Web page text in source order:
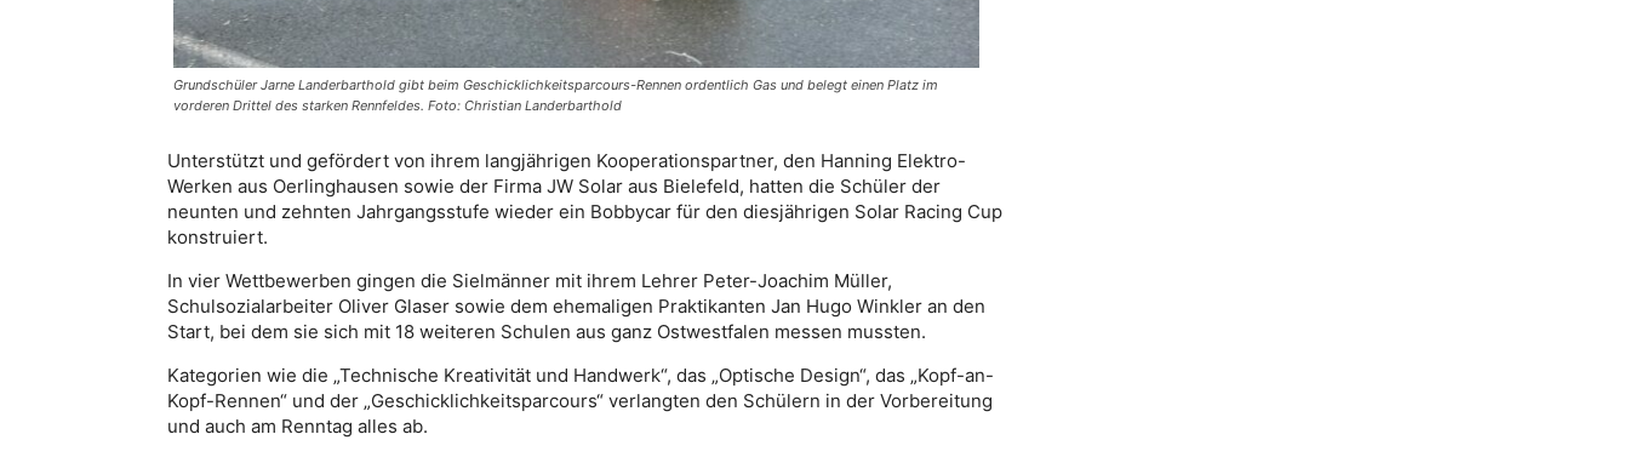
Grundschüler Jarne Landerbarthold gibt beim Geschicklichkeitsparcours-Rennen ordentlich Gas und belegt einen Platz im
vorderen Drittel des starken Rennfeldes. Foto: Christian Landerbarthold
Unterstützt und gefördert von ihrem langjährigen Kooperationspartner, den Hanning Elektro-
Werken aus Oerlinghausen sowie der Firma JW Solar aus Bielefeld, hatten die Schüler der
neunten und zehnten Jahrgangsstufe wieder ein Bobbycar für den diesjährigen Solar Racing Cup
konstruiert.
In vier Wettbewerben gingen die Sielmänner mit ihrem Lehrer Peter-Joachim Müller,
Schulsozialarbeiter Oliver Glaser sowie dem ehemaligen Praktikanten Jan Hugo Winkler an den
Start, bei dem sie sich mit 18 weiteren Schulen aus ganz Ostwestfalen messen mussten.
Kategorien wie die „Technische Kreativität und Handwerk“, das „Optische Design“, das „Kopf-an-
Kopf-Rennen“ und der „Geschicklichkeitsparcours“ verlangten den Schülern in der Vorbereitung
und auch am Renntag alles ab.